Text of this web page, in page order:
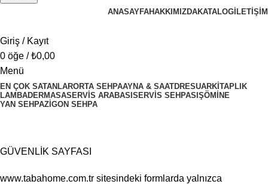
ANASAYFAHAKKIMIZDAKATALOG İLETIŞIM
Giriş / Kayıt
0 öğe / ₺0,00
Menü
EN ÇOK SATANLARORTA SEHPAAYNA & SAATDRESUARKITAPLIK
LAMBADERMASASERVIS ARABASI SERVIS SEHPASI ŞÖMINE
YAN SEHPAZIGON SEHPA
GÜVENLİK SAYFASI
www.tabahome.com.tr sitesindeki formlarda yalnızca